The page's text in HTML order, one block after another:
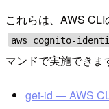
これらは、AWS CLI
aws cognito-
マンドで実施できま
get-id — AWS